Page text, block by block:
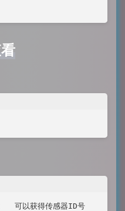
以获得传感器ID号